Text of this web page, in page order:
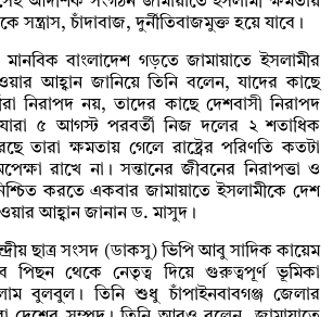
সন্ত্রাস, চাঁদাবাজ, দুর্নীতিবাজমুক্ত হয়ে যাবে।
বাংলাদেশ গড়তে জামায়াতে ইসলামীর
আহ্বান জানিয়ে তিনি বলেন, যাদের কাছে
নিরাপদ নয়, তাদের কাছে দেশবাসী নিরাপদ
৫ আগস্ট পরবর্তী নিজ দলের ২ শতাধিক
তারা ক্ষমতায় গেলে রাষ্ট্রের পরিণতি কতটা
রাখে না। সন্তানের জীবনের নিরাপত্তা ও
করতে একবার জামায়াতে ইসলামীকে দেশ
আহ্বান জানান ড. মাসুদ।
ছাত্র সংসদ (ডাকসু) ভিপি আবু সাদিক কায়েম
পিছন থেকে নেতৃত্ব দিয়ে গুরুত্বপূর্ণ ভূমিকা
বুলবুল। তিনি শুধু চাঁপাইনবাবগঞ্জ জেলার